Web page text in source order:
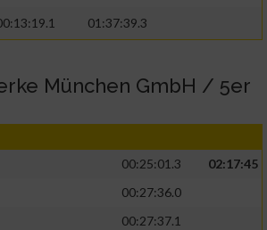
01:37:39.3
München GmbH / 5er
00:25:01.3
02:17:45
00:27:36.0
00:27:37.1